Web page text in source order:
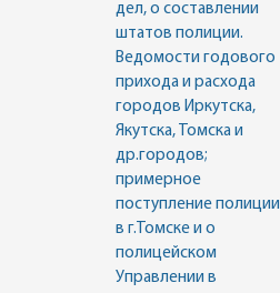
дел, о составлении
штатов полиции.
Ведомости годового
прихода и расхода
городов Иркутска,
Якутска, Томска и
др.городов;
примерное
поступление полиции
в г.Томске и о
полицейском
Управлении в